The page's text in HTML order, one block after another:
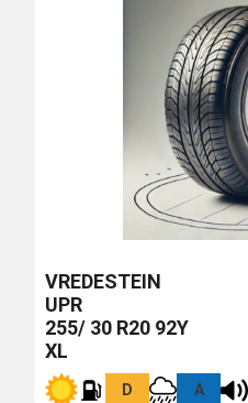
VREDESTEIN
UPR
255/ 30 R20 92Y
XL
D A